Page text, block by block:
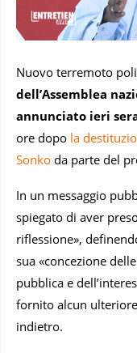
Nuovo terremoto
dell’Assemblea
annunciato ieri
ore dopo la
Sonko da parte del
In un messaggio
spiegato di aver
riflessione»,
sua «concezione
pubblica e
fornito alcun
indietro.